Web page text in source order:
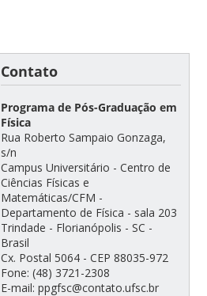
Contato
Programa de Pós-Graduação em
Física
Rua Roberto Sampaio Gonzaga,
s/n
Campus Universitário - Centro de
Ciências Físicas e
Matemáticas/CFM -
Departamento de Física - sala 203
Trindade - Florianópolis - SC -
Brasil
Cx. Postal 5064 - CEP 88035-972
Fone: (48) 3721-2308
E-mail: ppgfsc@contato.ufsc.br